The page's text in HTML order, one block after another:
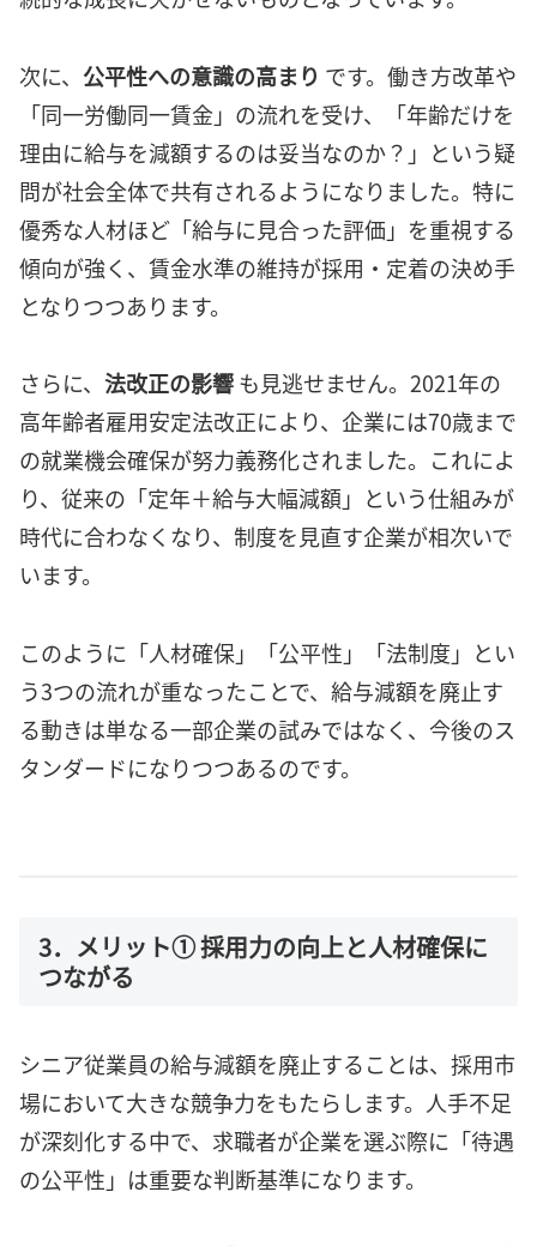
次に、 公平性への意識の高まり です。働き方改革や
「同一労働同一賃金」の流れを受け、「年齢だけを
理由に給与を減額するのは妥当なのか？」という疑
問が社会全体で共有されるようになりました。特に
優秀な人材ほど「給与に見合った評価」を重視する
傾向が強く、賃金水準の維持が採用・定着の決め手
となりつつあります。
さらに、 法改正の影響も見逃せません。2021年の
高年齢者雇用安定法改正により、企業には70歳まで
の就業機会確保が努力義務化されました。これによ
り、従来の「定年＋給与大幅減額」という仕組みが
時代に合わなくなり、制度を見直す企業が相次いで
います。
このように「人材確保」「公平性」「法制度」とい
う3つの流れが重なったことで、給与減額を廃止す
る動きは単なる一部企業の試みではなく、今後のス
タンダードになりつつあるのです。
3．メリット① 採用力の向上と人材確保に
つながる
シニア従業員の給与減額を廃止することは、採用市
場において大きな競争力をもたらします。人手不足
が深刻化する中で、求職者が企業を選ぶ際に「待遇
の公平性」は重要な判断基準になります。